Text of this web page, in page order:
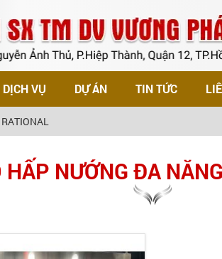
DỊCH VỤ DỰ ÁN TIN TỨC
HẤP NƯỚNG ĐA